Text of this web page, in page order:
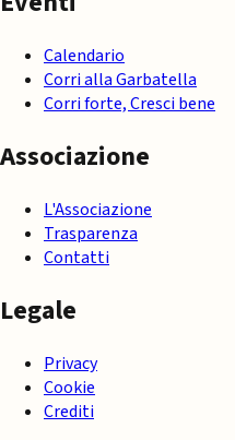
Calendario
Corri alla Garbatella
Corri forte, Cresci bene
Associazione
L'Associazione
Trasparenza
Contatti
Legale
Privacy
Cookie
Crediti